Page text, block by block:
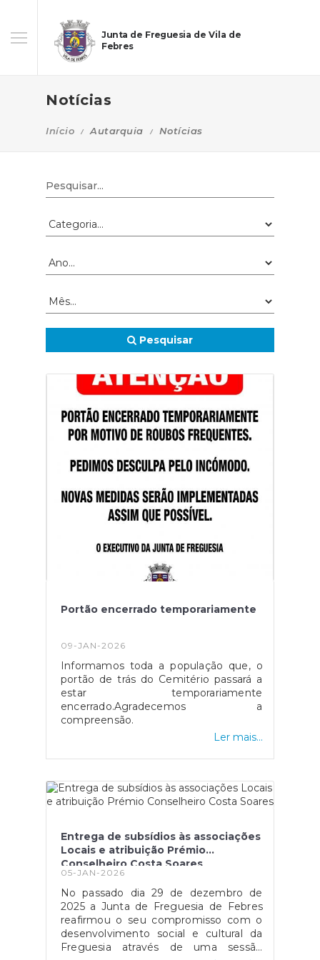
Junta de Freguesia de Vila de
Febres
Notícias
Início Autarquia Notícias
Pesquisar
Portão encerrado temporariamente
09-JAN-2026
Informamos toda a população que, o
portão de trás do Cemitério passará a
estar temporariamente
encerrado.Agradecemos a
compreensão.
Ler mais...
Entrega de subsídios às associações
Locais e atribuição Prémio
Conselheiro Costa Soares
05-JAN-2026
No passado dia 29 de dezembro de
2025 a Junta de Freguesia de Febres
reafirmou o seu compromisso com o
desenvolvimento social e cultural da
Freguesia através de uma sessão